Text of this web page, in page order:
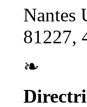
Nantes
81227,
❧